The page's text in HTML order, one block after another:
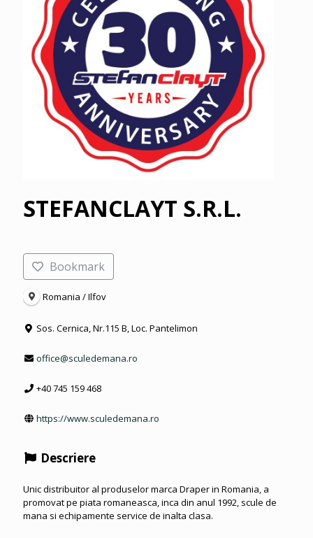
STEFANCLAYT S.R.L.
Bookmark
Romania / Ilfov
Sos. Cernica, Nr.115 B, Loc. Pantelimon
office@sculedemana.ro
+40 745 159 468
https://www.sculedemana.ro
Descriere
Unic distribuitor al produselor marca Draper in Romania, a
promovat pe piata romaneasca, inca din anul 1992, scule de
mana si echipamente service de inalta clasa.